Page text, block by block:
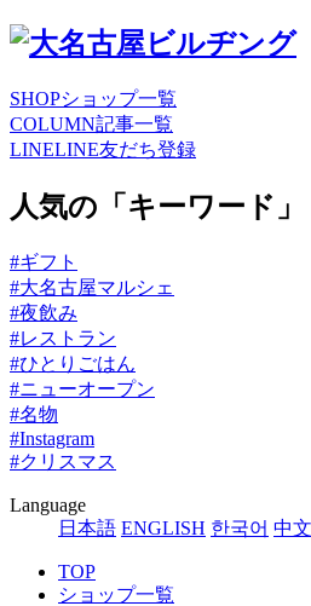
SHOPショップ一覧
COLUMN記事一覧
LINELINE友だち登録
人気の「キーワード」
#ギフト
#大名古屋マルシェ
#夜飲み
#レストラン
#ひとりごはん
#ニューオープン
#名物
#Instagram
#クリスマス
Language
日本語 ENGLISH 한국어 中
TOP
ショップ一覧